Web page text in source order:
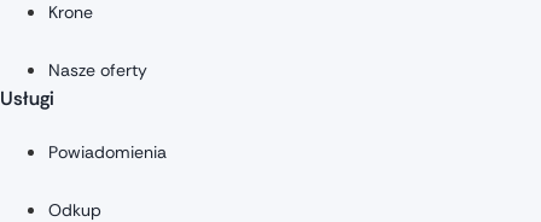
Krone
Nasze oferty
Usługi
Powiadomienia
Odkup